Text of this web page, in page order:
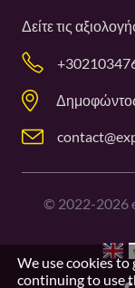
Δείτε τις
© 2022-2026
We use cookies to
continuing to use